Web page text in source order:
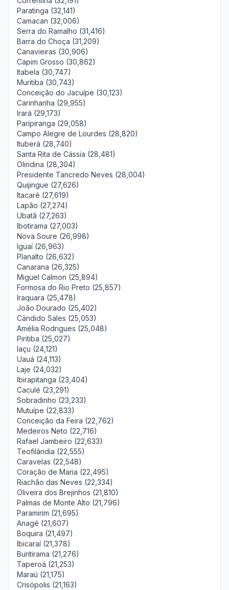
Paratinga (32,141)
Camacan (32,006)
Serra do Ramalho (31,416)
Barra do Choça (31,209)
Canavieiras (30,906)
Capim Grosso (30,862)
Itabela (30,747)
Muritiba (30,743)
Conceição do Jacuípe (30,123)
Carinhanha (29,955)
Irará (29,173)
Paripiranga (29,058)
Campo Alegre de Lourdes (28,820)
Ituberá (28,740)
Santa Rita de Cássia (28,481)
Olindina (28,304)
Presidente Tancredo Neves (28,004)
Quijingue (27,626)
Itacaré (27,619)
Lapão (27,274)
Ubatã (27,263)
Ibotirama (27,003)
Nova Soure (26,998)
Iguaí (26,963)
Planalto (26,632)
Canarana (26,325)
Miguel Calmon (25,894)
Formosa do Rio Preto (25,857)
Iraquara (25,478)
João Dourado (25,402)
Cândido Sales (25,053)
Amélia Rodrigues (25,048)
Piritiba (25,027)
Iaçu (24,121)
Uauá (24,113)
Laje (24,032)
Ibirapitanga (23,404)
Caculé (23,291)
Sobradinho (23,233)
Mutuípe (22,833)
Conceição da Feira (22,762)
Medeiros Neto (22,716)
Rafael Jambeiro (22,633)
Teofilândia (22,555)
Caravelas (22,548)
Coração de Maria (22,495)
Riachão das Neves (22,334)
Oliveira dos Brejinhos (21,810)
Palmas de Monte Alto (21,796)
Paramirim (21,695)
Anagé (21,607)
Boquira (21,497)
Ibicaraí (21,378)
Buritirama (21,276)
Taperoá (21,253)
Maraú (21,175)
Crisópolis (21,163)